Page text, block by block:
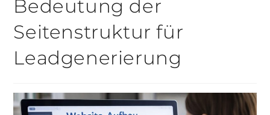
Bedeutung der
Seitenstruktur für
Leadgenerierung